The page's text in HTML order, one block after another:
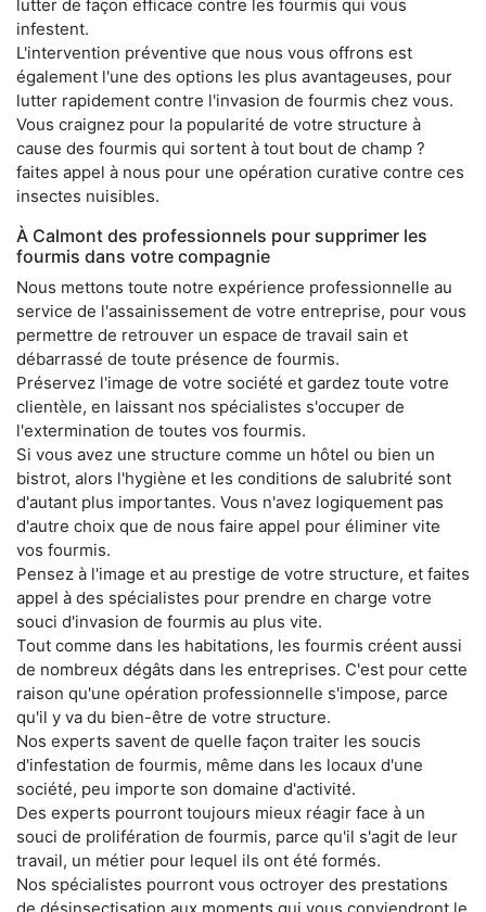
lutter de façon efficace contre les fourmis qui vous
infestent.
L'intervention préventive que nous vous offrons est
également l'une des options les plus avantageuses, pour
lutter rapidement contre l'invasion de fourmis chez vous.
Vous craignez pour la popularité de votre structure à
cause des fourmis qui sortent à tout bout de champ ?
faites appel à nous pour une opération curative contre ces
insectes nuisibles.
À Calmont des professionnels pour supprimer les
fourmis dans votre compagnie
Nous mettons toute notre expérience professionnelle au
service de l'assainissement de votre entreprise, pour vous
permettre de retrouver un espace de travail sain et
débarrassé de toute présence de fourmis.
Préservez l'image de votre société et gardez toute votre
clientèle, en laissant nos spécialistes s'occuper de
l'extermination de toutes vos fourmis.
Si vous avez une structure comme un hôtel ou bien un
bistrot, alors l'hygiène et les conditions de salubrité sont
d'autant plus importantes. Vous n'avez logiquement pas
d'autre choix que de nous faire appel pour éliminer vite
vos fourmis.
Pensez à l'image et au prestige de votre structure, et faites
appel à des spécialistes pour prendre en charge votre
souci d'invasion de fourmis au plus vite.
Tout comme dans les habitations, les fourmis créent aussi
de nombreux dégâts dans les entreprises. C'est pour cette
raison qu'une opération professionnelle s'impose, parce
qu'il y va du bien-être de votre structure.
Nos experts savent de quelle façon traiter les soucis
d'infestation de fourmis, même dans les locaux d'une
société, peu importe son domaine d'activité.
Des experts pourront toujours mieux réagir face à un
souci de prolifération de fourmis, parce qu'il s'agit de leur
travail, un métier pour lequel ils ont été formés.
Nos spécialistes pourront vous octroyer des prestations